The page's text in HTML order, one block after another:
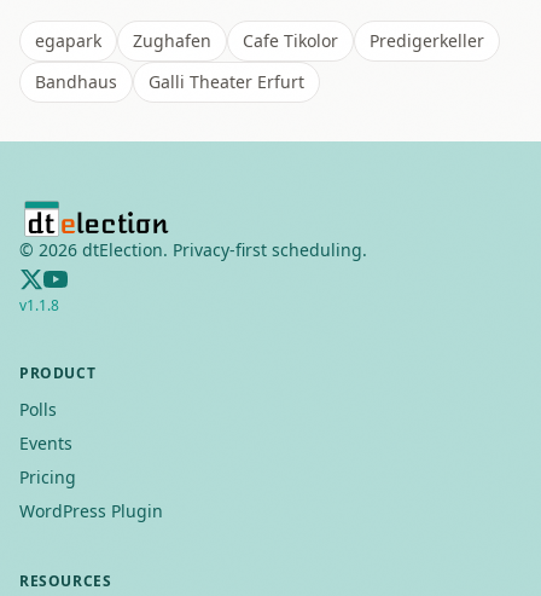
egapark Zughafen Cafe Tikolor
Predigerkeller
Bandhaus
Galli Theater Erfurt
© 2026 dtElection. Privacy-first scheduling.
v1.1.8
PRODUCT
Polls
Events
Pricing
WordPress Plugin
RESOURCES